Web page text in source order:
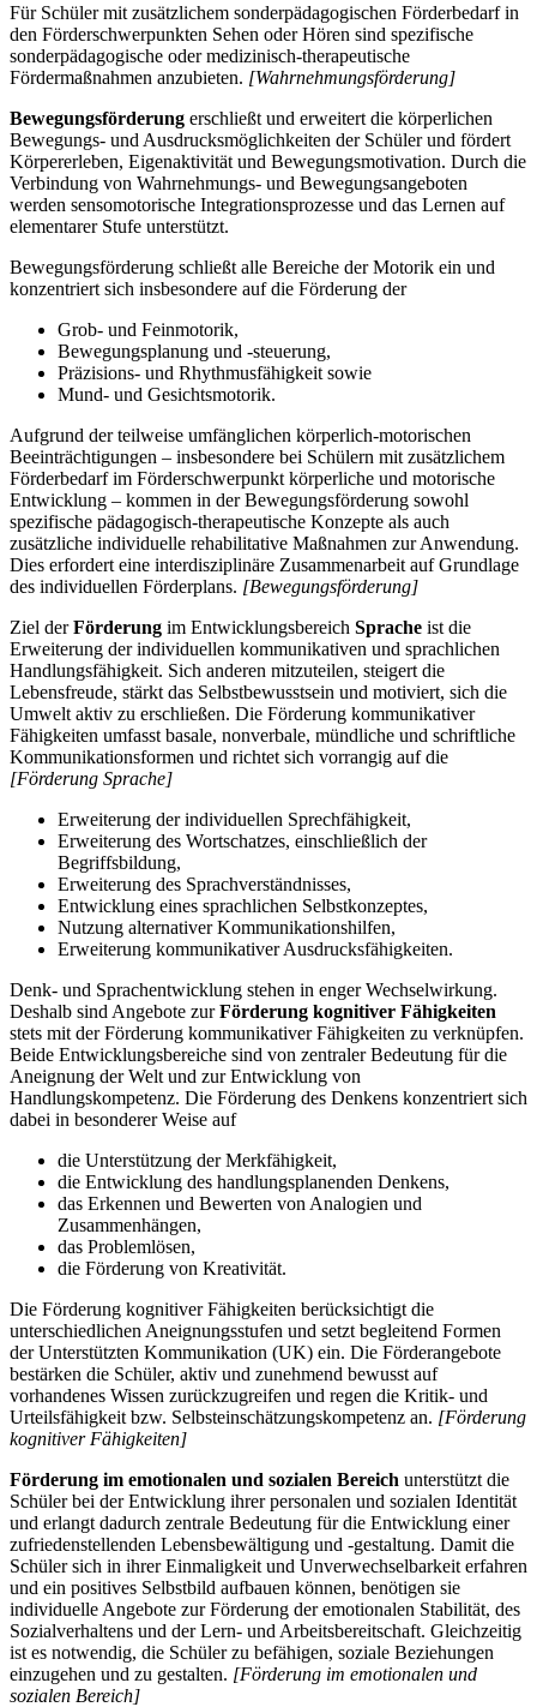
Für Schüler mit zusätzlichem sonderpädagogischen Förderbedarf in
den Förderschwerpunkten Sehen oder Hören sind spezifische
sonderpädagogische oder medizinisch-therapeutische
Fördermaßnahmen anzubieten. [Wahrnehmungsförderung]
Bewegungsförderung erschließt und erweitert die körperlichen
Bewegungs- und Ausdrucksmöglichkeiten der Schüler und fördert
Körpererleben, Eigenaktivität und Bewegungsmotivation. Durch die
Verbindung von Wahrnehmungs- und Bewegungsangeboten
werden sensomotorische Integrationsprozesse und das Lernen auf
elementarer Stufe unterstützt.
Bewegungsförderung schließt alle Bereiche der Motorik ein und
konzentriert sich insbesondere auf die Förderung der
Grob- und Feinmotorik,
Bewegungsplanung und -steuerung,
Präzisions- und Rhythmusfähigkeit sowie
Mund- und Gesichtsmotorik.
Aufgrund der teilweise umfänglichen körperlich-motorischen
Beeinträchtigungen – insbesondere bei Schülern mit zusätzlichem
Förderbedarf im Förderschwerpunkt körperliche und motorische
Entwicklung – kommen in der Bewegungsförderung sowohl
spezifische pädagogisch-therapeutische Konzepte als auch
zusätzliche individuelle rehabilitative Maßnahmen zur Anwendung.
Dies erfordert eine interdisziplinäre Zusammenarbeit auf Grundlage
des individuellen Förderplans. [Bewegungsförderung]
Ziel derFörderung im Entwicklungsbereich Sprache ist die
Erweiterung der individuellen kommunikativen und sprachlichen
Handlungsfähigkeit. Sich anderen mitzuteilen, steigert die
Lebensfreude, stärkt das Selbstbewusstsein und motiviert, sich die
Umwelt aktiv zu erschließen. Die Förderung kommunikativer
Fähigkeiten umfasst basale, nonverbale, mündliche und schriftliche
Kommunikationsformen und richtet sich vorrangig auf die
[Förderung Sprache]
Erweiterung der individuellen Sprechfähigkeit,
Erweiterung des Wortschatzes, einschließlich der
Begriffsbildung,
Erweiterung des Sprachverständnisses,
Entwicklung eines sprachlichen Selbstkonzeptes,
Nutzung alternativer Kommunikationshilfen,
Erweiterung kommunikativer Ausdrucksfähigkeiten.
Denk- und Sprachentwicklung stehen in enger Wechselwirkung.
Deshalb sind Angebote zurFörderung kognitiver Fähigkeiten
stets mit der Förderung kommunikativer Fähigkeiten zu verknüpfen.
Beide Entwicklungsbereiche sind von zentraler Bedeutung für die
Aneignung der Welt und zur Entwicklung von
Handlungskompetenz. Die Förderung des Denkens konzentriert sich
dabei in besonderer Weise auf
die Unterstützung der Merkfähigkeit,
die Entwicklung des handlungsplanenden Denkens,
das Erkennen und Bewerten von Analogien und
Zusammenhängen,
das Problemlösen,
die Förderung von Kreativität.
Die Förderung kognitiver Fähigkeiten berücksichtigt die
unterschiedlichen Aneignungsstufen und setzt begleitend Formen
der Unterstützten Kommunikation (UK) ein. Die Förderangebote
bestärken die Schüler, aktiv und zunehmend bewusst auf
vorhandenes Wissen zurückzugreifen und regen die Kritik- und
Urteilsfähigkeit bzw. Selbsteinschätzungskompetenz an. [Förderung
kognitiver Fähigkeiten]
Förderung im emotionalen und sozialen Bereich unterstützt die
Schüler bei der Entwicklung ihrer personalen und sozialen Identität
und erlangt dadurch zentrale Bedeutung für die Entwicklung einer
zufriedenstellenden Lebensbewältigung und -gestaltung. Damit die
Schüler sich in ihrer Einmaligkeit und Unverwechselbarkeit erfahren
und ein positives Selbstbild aufbauen können, benötigen sie
individuelle Angebote zur Förderung der emotionalen Stabilität, des
Sozialverhaltens und der Lern- und Arbeitsbereitschaft. Gleichzeitig
ist es notwendig, die Schüler zu befähigen, soziale Beziehungen
einzugehen und zu gestalten. [Förderung im emotionalen und
sozialen Bereich]